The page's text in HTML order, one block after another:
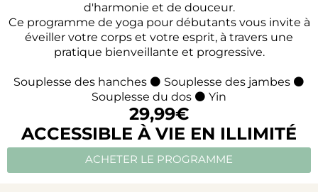
d'harmonie et de douceur.
Ce programme de yoga pour débutants vous invite à
éveiller votre corps et votre esprit, à travers une
pratique bienveillante et progressive.
Souplesse des hanches ⚫ Souplesse des jambes ⚫
Souplesse du dos ⚫ Yin
29,99€
ACCESSIBLE À VIE EN ILLIMITÉ
ACHETER LE PROGRAMME